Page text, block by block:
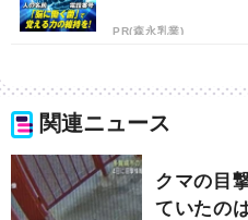
PR(森永乳業)
関連ニュース
クマの目
ていたの